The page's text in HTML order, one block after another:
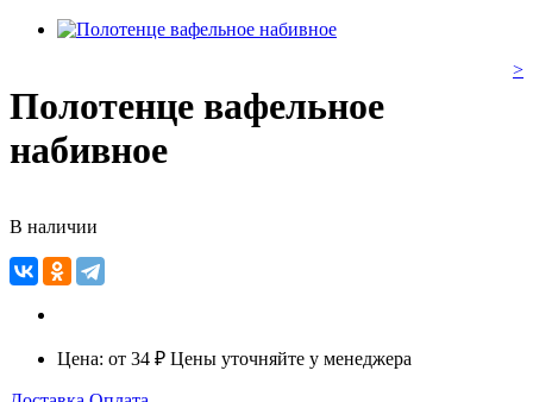
Полотенце вафельное
набивное
>
В наличии
Цена: от 34 ₽ Цены уточняйте у менеджера